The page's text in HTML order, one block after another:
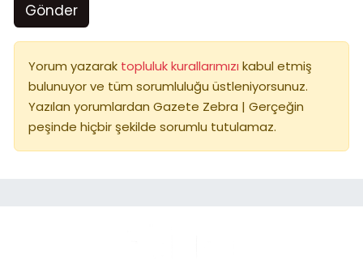
Gönder
Yorum yazarak topluluk kurallarımızı kabul etmiş
bulunuyor ve tüm sorumluluğu üstleniyorsunuz.
Yazılan yorumlardan Gazete Zebra | Gerçeğin
peşinde hiçbir şekilde sorumlu tutulamaz.